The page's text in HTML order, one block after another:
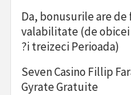
Da, bonusurile are
valabilitate (de obicei
?i treizeci Perioada)
Seven Casino Fillip
Gyrate Gratuite